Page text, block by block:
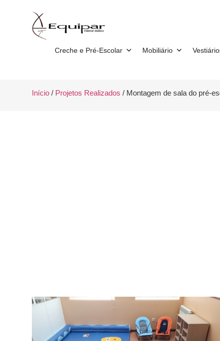
Creche e Pré-Escolar Mobiliário
Início/ Projetos Realizados / Montagem de sala do pré-